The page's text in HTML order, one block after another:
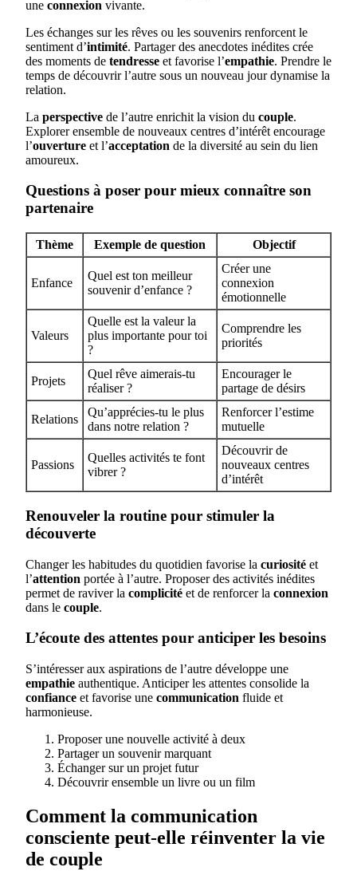
une connexion vivante.
Les échanges sur les rêves ou les souvenirs renforcent le
sentiment d’intimité. Partager des anecdotes inédites crée
des moments de tendresse et favorise l’empathie. Prendre le
temps de découvrir l’autre sous un nouveau jour dynamise la
relation.
La perspective de l’autre enrichit la vision du couple.
Explorer ensemble de nouveaux centres d’intérêt encourage
l’ouverture et l’acceptation de la diversité au sein du lien
amoureux.
Questions à poser pour mieux connaître son
partenaire
Thème Exemple de question Objectif
Enfance
Quel est ton meilleur
souvenir d’enfance ?
Créer une
connexion
émotionnelle
Valeurs
Quelle est la valeur la
plus importante pour toi
?
Comprendre les
priorités
Projets
Quel rêve aimerais-tu
réaliser ?
Encourager le
partage de désirs
Relations
Qu’apprécies-tu le plus
dans notre relation ?
Renforcer l’estime
mutuelle
Passions
Quelles activités te font
vibrer ?
Découvrir de
nouveaux centres
d’intérêt
Renouveler la routine pour stimuler la
découverte
Changer les habitudes du quotidien favorise la curiosité et
l’attention portée à l’autre. Proposer des activités inédites
permet de raviver la complicité et de renforcer la connexion
dans le couple.
L’écoute des attentes pour anticiper les besoins
S’intéresser aux aspirations de l’autre développe une
empathie authentique. Anticiper les attentes consolide la
confiance et favorise une communication fluide et
harmonieuse.
Proposer une nouvelle activité à deux
Partager un souvenir marquant
Échanger sur un projet futur
Découvrir ensemble un livre ou un film
Comment la communication
consciente peut-elle réinventer la vie
de couple